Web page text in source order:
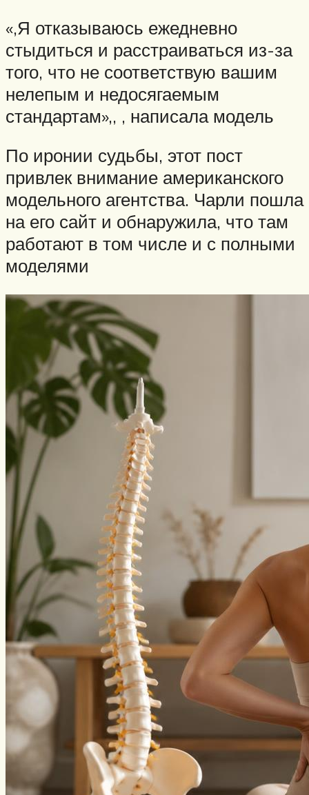
«,Я отказываюсь ежедневно
стыдиться и расстраиваться из-за
того, что не соответствую вашим
нелепым и недосягаемым
стандартам»,, , написала модель
По иронии судьбы, этот пост
привлек внимание американского
модельного агентства. Чарли пошла
на его сайт и обнаружила, что там
работают в том числе и с полными
моделями